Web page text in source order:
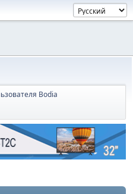
Bodia